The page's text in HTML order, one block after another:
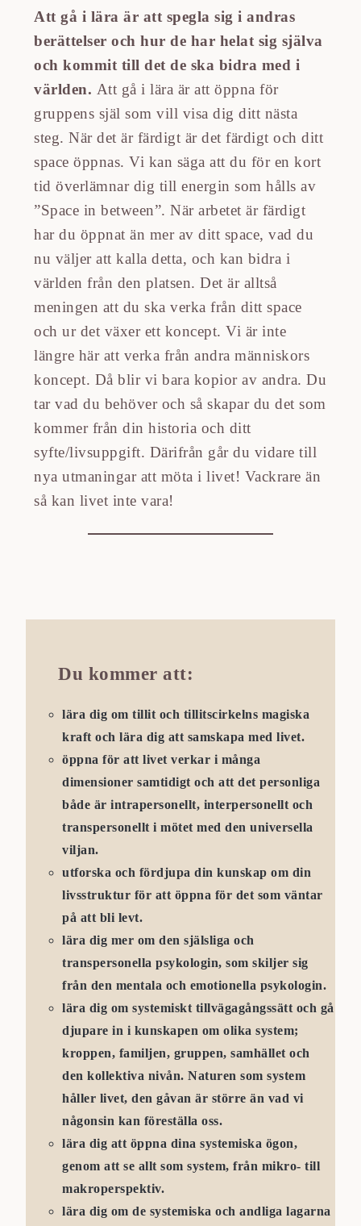
Att gå i lära är att spegla sig i andras
berättelser och hur de har helat sig själva
och kommit till det de ska bidra med i
världen. Att gå i lära är att öppna för
gruppens själ som vill visa dig ditt nästa
steg. När det är färdigt är det färdigt och ditt
space öppnas. Vi kan säga att du för en kort
tid överlämnar dig till energin som hålls av
”Space in between”. När arbetet är färdigt
har du öppnat än mer av ditt space, vad du
nu väljer att kalla detta, och kan bidra i
världen från den platsen. Det är alltså
meningen att du ska verka från ditt space
och ur det växer ett koncept. Vi är inte
längre här att verka från andra människors
koncept. Då blir vi bara kopior av andra. Du
tar vad du behöver och så skapar du det som
kommer från din historia och ditt
syfte/livsuppgift. Därifrån går du vidare till
nya utmaningar att möta i livet! Vackrare än
så kan livet inte vara!
Du kommer att:
lära dig om tillit och tillitscirkelns magiska
kraft och lära dig att samskapa med livet.
öppna för att livet verkar i många
dimensioner samtidigt och att det personliga
både är intrapersonellt, interpersonellt och
transpersonellt i mötet med den universella
viljan.
utforska och fördjupa din kunskap om din
livsstruktur för att öppna för det som väntar
på att bli levt.
lära dig mer om den själsliga och
transpersonella psykologin, som skiljer sig
från den mentala och emotionella psykologin.
lära dig om systemiskt tillvägagångssätt och gå
djupare in i kunskapen om olika system;
kroppen, familjen, gruppen, samhället och
den kollektiva nivån. Naturen som system
håller livet, den gåvan är större än vad vi
någonsin kan föreställa oss.
lära dig att öppna dina systemiska ögon,
genom att se allt som system, från mikro- till
makroperspektiv.
lära dig om de systemiska och andliga lagarna